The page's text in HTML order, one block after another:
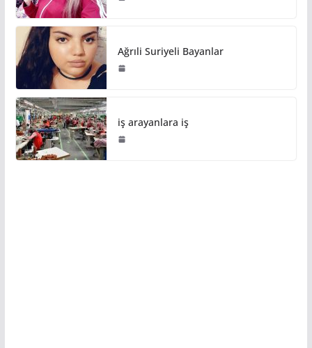
Ağrıli Suriyeli Bayanlar
iş arayanlara iş